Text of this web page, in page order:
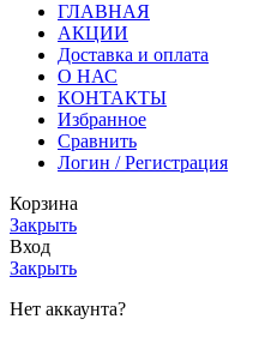
ГЛАВНАЯ
АКЦИИ
Доставка и оплата
О НАС
КОНТАКТЫ
Избранное
Сравнить
Логин / Регистрация
Корзина
Закрыть
Вход
Закрыть
Нет аккаунта?